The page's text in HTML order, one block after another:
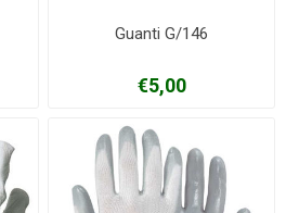
Guanti G/146
€5,00